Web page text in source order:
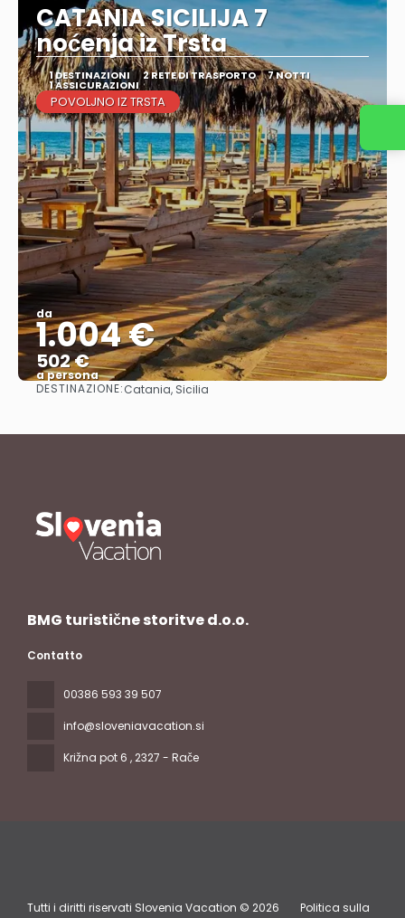
CATANIA SICILIJA 7
noćenja iz Trsta
1 DESTINAZIONI 2 RETE DI TRASPORTO 7 NOTTI
1 ASSICURAZIONI
POVOLJNO IZ TRSTA
da
1.004 €
502 €
a persona
Vedere
DESTINAZIONE:Catania, Sicilia
BMG turistične storitve d.o.o.
Contatto
00386 593 39 507
info@sloveniavacation.si
Križna pot 6 , 2327 - Rače
Tutti i diritti riservati Slovenia Vacation © 2026
Politica sulla